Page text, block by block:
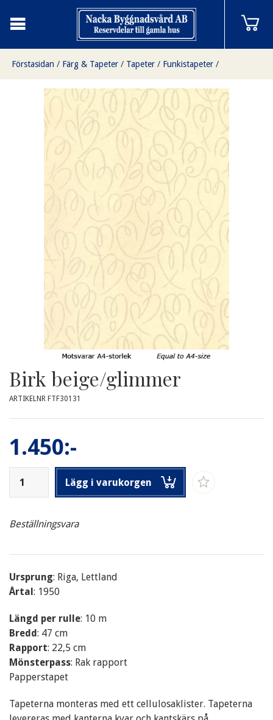
Förstasidan / Färg & Tapeter / Tapeter / Funkistapeter /
Birk beige/glimmer
Birk beige/glimmer
ARTIKELNR FTF30131
1.450:-
Lägg i varukorgen
Beställningsvara
Ursprung: Riga, Lettland
Årtal: 1950
Längd per rulle: 10 m
Bredd: 47 cm
Rapport: 22,5 cm
Mönsterpass: Rak rapport
Papperstapet
Tapeterna monteras med ett cellulosaklister. Tapeterna